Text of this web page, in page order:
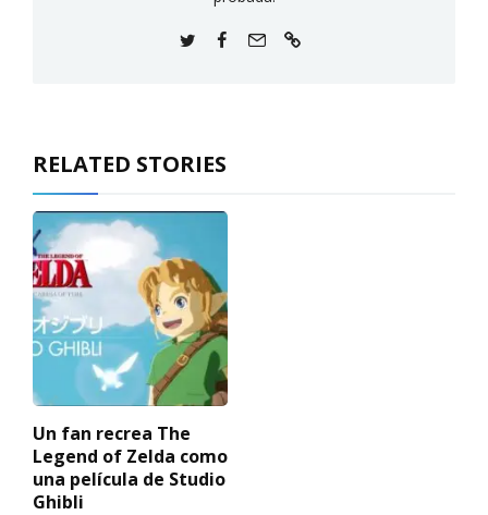
RELATED STORIES
Un fan recrea The
Legend of Zelda como
una película de Studio
Ghibli